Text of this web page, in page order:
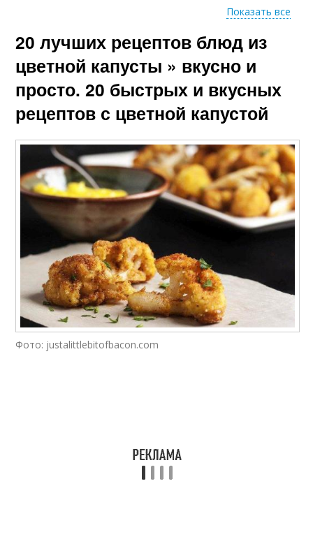
Сердечки с цветной
капустой
Суп с цветной
капустой
Крем-суп из цветной
Капуста в кляре
Салат из цветной
капусты
Капусты с овощами
Капусты в сухарях
Запеканка из
цветной капусты
Капусты на сковороде
Показать все
20 лучших рецептов блюд из
цветной капусты » вкусно и
просто. 20 быстрых и вкусных
рецептов с цветной капустой
Фото: justalittlebitofbacon.com